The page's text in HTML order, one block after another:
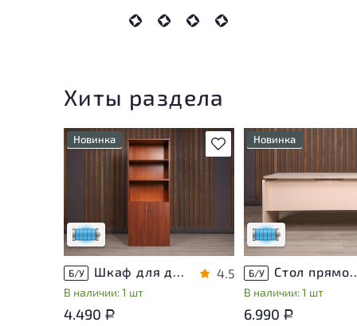
Хиты раздела
В избранное
Новинка
Состояние товара
приближено к новому, могут
присутствовать
незначительные следы
Низкая степень износа
Б/У Шкаф для документов ДСП Вишня Россия
В наличии: 1 шт
4.5
4.490 Р
Новинка
приближено к
присутствовать
незначительные
эксплуатации
Низкая степень
Б/У Стол
В наличии: 1 шт
6.990 Р